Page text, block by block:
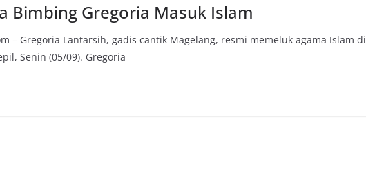
Bimbing Gregoria Masuk Islam
– Gregoria Lantarsih, gadis cantik Magelang, resmi memeluk agama Islam di
Senin (05/09). Gregoria